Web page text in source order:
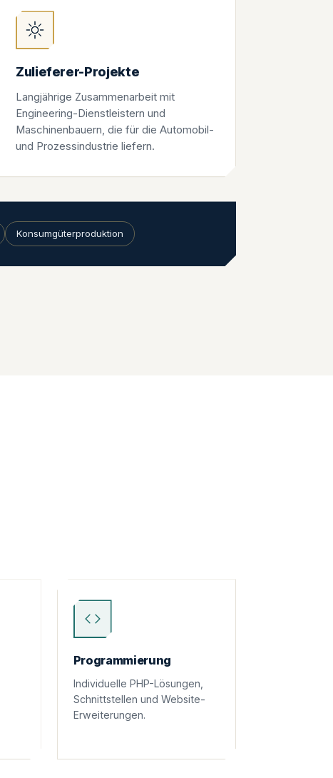
Zulieferer-Projekte
Langjährige Zusammenarbeit mit
Engineering-Dienstleistern und
Maschinenbauern, die für die Automobil-
und Prozessindustrie liefern.
Konsumgüterproduktion
Programmierung
Individuelle PHP-Lösungen,
Schnittstellen und Website-
Erweiterungen.